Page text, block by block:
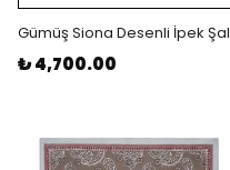
Gümüş Siona Desenli İpek Şal
₺ 4,700.00